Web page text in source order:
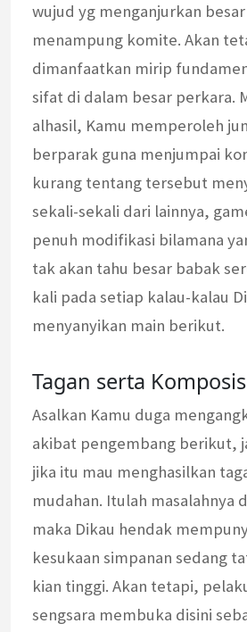
wujud yg menganjurkan
menampung komite. Akan
dimanfaatkan mirip
sifat di dalam besar perkara.
alhasil, Kamu memperoleh
berparak guna menjumpai
kurang tentang tersebut
sekali-sekali dari lainnya,
penuh modifikasi bilamana
tak akan tahu besar babak
kali pada setiap kalau-kalau
menyanyikan main berikut.
Tagan serta
Asalkan Kamu duga
akibat pengembang berikut,
jika itu mau menghasilkan
mudahan. Itulah masalahnya
maka Dikau hendak
kesukaan simpanan sedang
kian tinggi. Akan tetapi,
sengsara membuka disini